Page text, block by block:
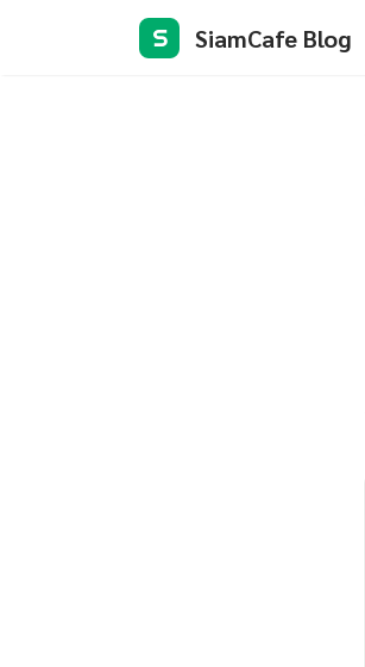
S SiamCafe Blog